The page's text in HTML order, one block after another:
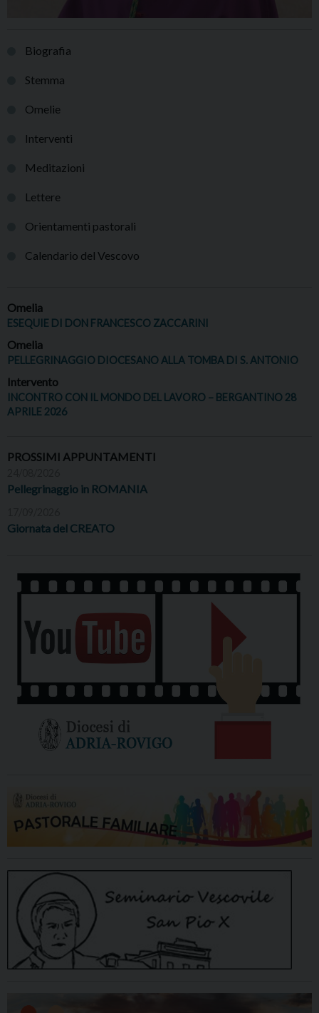
Biografia
Stemma
Omelie
Interventi
Meditazioni
Lettere
Orientamenti pastorali
Calendario del Vescovo
Omelia
ESEQUIE DI DON FRANCESCO ZACCARINI
Omelia
PELLEGRINAGGIO DIOCESANO ALLA TOMBA DI S. ANTONIO
Intervento
INCONTRO CON IL MONDO DEL LAVORO – BERGANTINO 28
APRILE 2026
PROSSIMI APPUNTAMENTI
Pellegrinaggio in ROMANIA
Giornata del CREATO